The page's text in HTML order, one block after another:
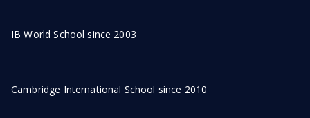
IB World School since 2003
Cambridge International School since 2010